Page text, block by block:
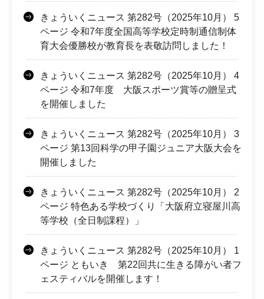
きょういくニュース 第282号（2025年10月） 5
ページ 令和7年度全国高等学校定時制通信制体
育大会優勝校が教育長を表敬訪問しました！
きょういくニュース 第282号（2025年10月） 4
ページ 令和7年度 大阪スポーツ賞等の贈呈式
を開催しました
きょういくニュース 第282号（2025年10月） 3
ページ 第13回科学の甲子園ジュニア大阪大会を
開催しました
きょういくニュース 第282号（2025年10月） 2
ページ 特色ある学校づくり「大阪府立寝屋川高
等学校（全日制課程）」
きょういくニュース 第282号（2025年10月） 1
ページ ともいき 第22回共に生きる障がい者フ
ェスティバルを開催します！